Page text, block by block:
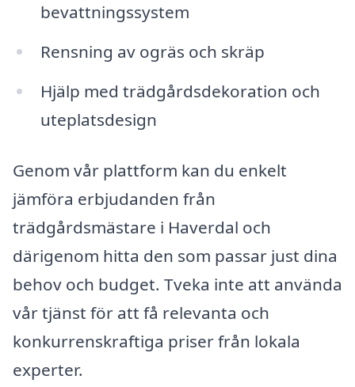
bevattningssystem
Rensning av ogräs och skräp
Hjälp med trädgårdsdekoration och
uteplatsdesign
Genom vår plattform kan du enkelt
jämföra erbjudanden från
trädgårdsmästare i Haverdal och
därigenom hitta den som passar just dina
behov och budget. Tveka inte att använda
vår tjänst för att få relevanta och
konkurrenskraftiga priser från lokala
experter.